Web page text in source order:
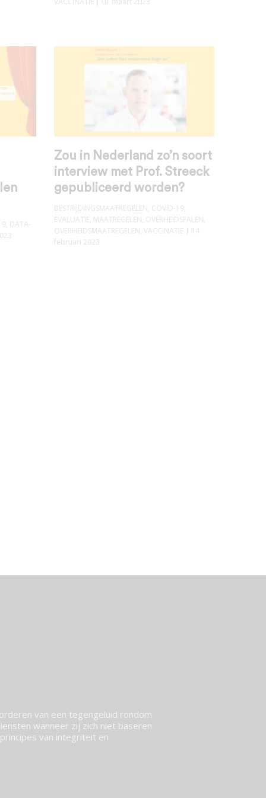
, DATA-
Zou in Nederland zo’n soort
interview met Prof. Streeck
gepubliceerd worden?
BESTRIJDINGSMAATREGELEN, COVID-19,
EVALUATIE, MAATREGELEN, OVERHEIDSFALEN,
OVERHEIDSMAATREGELEN, VACCINATIE | 14
februari 2023
van een tegengeluid rondom
wanneer zij zich niet baseren
van integriteit en